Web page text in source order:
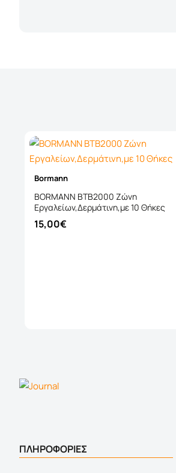
Bormann
BORMANN BTB2000 Ζώνη
Εργαλείων,Δερμάτινη,με 10 Θήκες
15,00€
ΠΛΗΡΟΦΟΡΙΕΣ